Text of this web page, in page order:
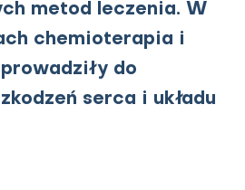
metod leczenia. W
chemioterapia i
do
serca i układu